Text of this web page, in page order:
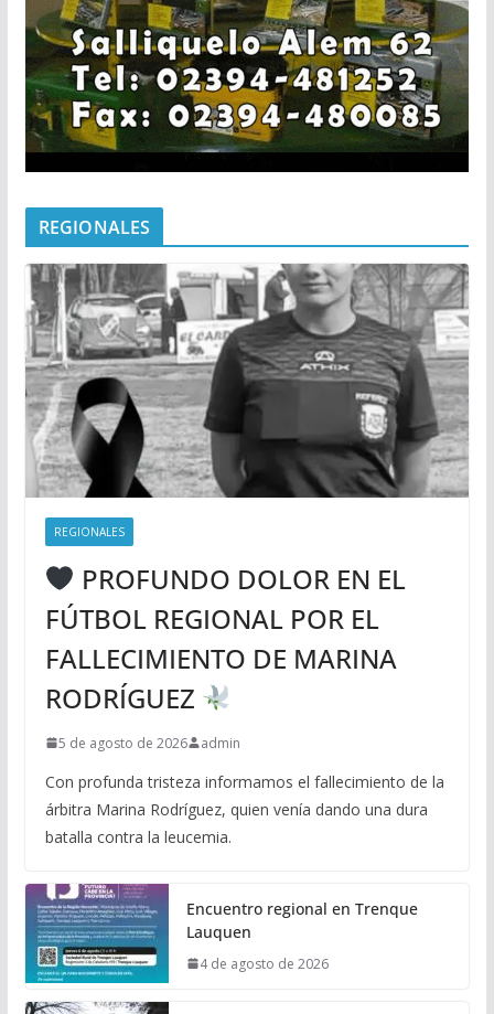
REGIONALES
REGIONALES
PROFUNDO DOLOR EN EL
FÚTBOL REGIONAL POR EL
FALLECIMIENTO DE MARINA
RODRÍGUEZ
5 de agosto de 2026 admin
Con profunda tristeza informamos el fallecimiento de la
árbitra Marina Rodríguez, quien venía dando una dura
batalla contra la leucemia.
Encuentro regional en Trenque
Lauquen
4 de agosto de 2026